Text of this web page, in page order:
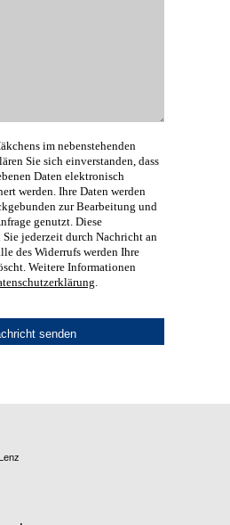
im nebenstehenden
Sie sich einverstanden, dass
Daten elektronisch
werden. Ihre Daten werden
zur Bearbeitung und
genutzt. Diese
jederzeit durch Nachricht an
des Widerrufs werden Ihre
Weitere Informationen
.